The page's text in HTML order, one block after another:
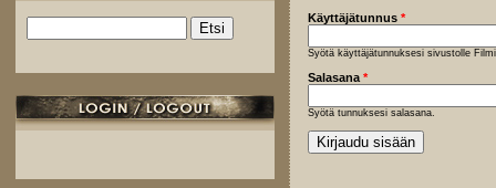
Hakulomake
Käyttäjätunnus *
Syötä käyttäjätunnuksesi sivustolle
Salasana *
Syötä tunnuksesi salasana.